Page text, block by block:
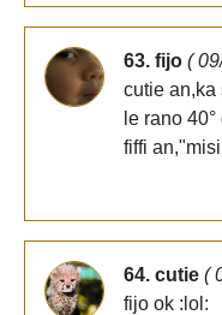
63. fijo (
cutie an,ka
le rano
fiffi
64. cutie (
fijo ok :lol: